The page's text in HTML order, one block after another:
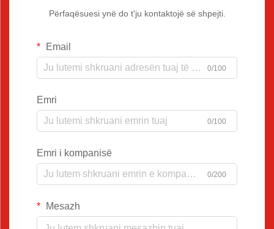
Përfaqësuesi ynë do t'ju kontaktojë së shpejti.
Email
0/100
Emri
0/100
Emri i kompanisë
0/200
Mesazh